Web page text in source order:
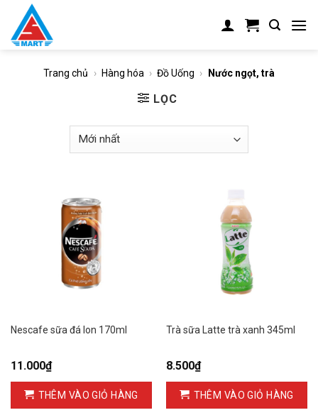
content
Trang chủ › Hàng hóa › Đồ Uống › Nước ngọt, trà
LỌC
Nescafe sữa đá lon 170ml
11.000₫
THÊM VÀO GIỎ HÀNG
Trà sữa Latte trà xanh 345ml
8.500₫
THÊM VÀO GIỎ HÀNG